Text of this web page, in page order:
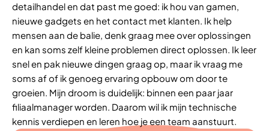
detailhandel en dat past me goed: ik hou van gamen,
nieuwe gadgets en het contact met klanten. Ik help
mensen aan de balie, denk graag mee over oplossingen
en kan soms zelf kleine problemen direct oplossen. Ik leer
snel en pak nieuwe dingen graag op, maar ik vraag me
soms af of ik genoeg ervaring opbouw om door te
groeien. Mijn droom is duidelijk: binnen een paar jaar
filiaalmanager worden. Daarom wil ik mijn technische
kennis verdiepen en leren hoe je een team aanstuurt.